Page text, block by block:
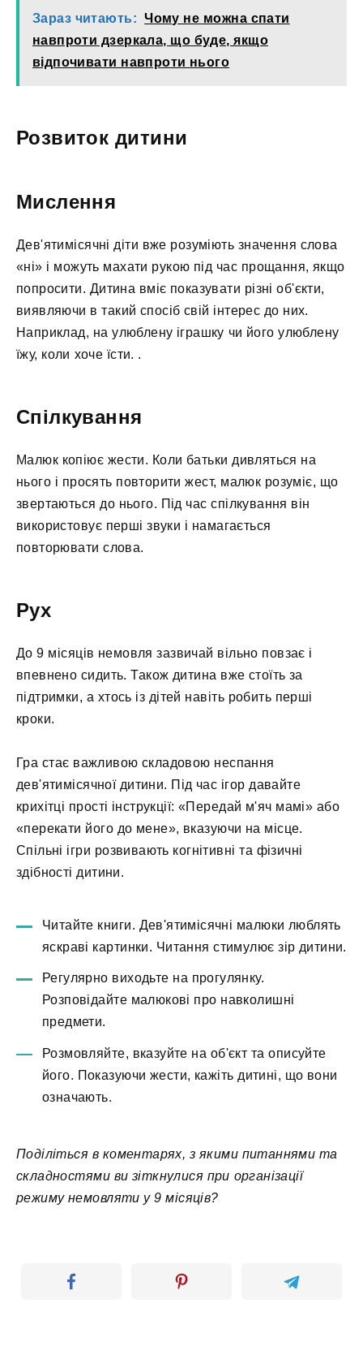
Зараз читають: Чому не можна спати
навпроти дзеркала, що буде, якщо
відпочивати навпроти нього
Розвиток дитини
Мислення
Дев'ятимісячні діти вже розуміють значення слова
«ні» і можуть махати рукою під час прощання, якщо
попросити. Дитина вміє показувати різні об'єкти,
виявляючи в такий спосіб свій інтерес до них.
Наприклад, на улюблену іграшку чи його улюблену
їжу, коли хоче їсти. .
Спілкування
Малюк копіює жести. Коли батьки дивляться на
нього і просять повторити жест, малюк розуміє, що
звертаються до нього. Під час спілкування він
використовує перші звуки і намагається
повторювати слова.
Рух
До 9 місяців немовля зазвичай вільно повзає і
впевнено сидить. Також дитина вже стоїть за
підтримки, а хтось із дітей навіть робить перші
кроки.
Гра стає важливою складовою неспання
дев'ятимісячної дитини. Під час ігор давайте
крихітці прості інструкції: «Передай м'яч мамі» або
«перекати його до мене», вказуючи на місце.
Спільні ігри розвивають когнітивні та фізичні
здібності дитини.
Читайте книги. Дев'ятимісячні малюки люблять
яскраві картинки. Читання стимулює зір дитини.
Регулярно виходьте на прогулянку.
Розповідайте малюкові про навколишні
предмети.
Розмовляйте, вказуйте на об'єкт та описуйте
його. Показуючи жести, кажіть дитині, що вони
означають.
Поділіться в коментарях, з якими питаннями та
складностями ви зіткнулися при організації
режиму немовляти у 9 місяців?